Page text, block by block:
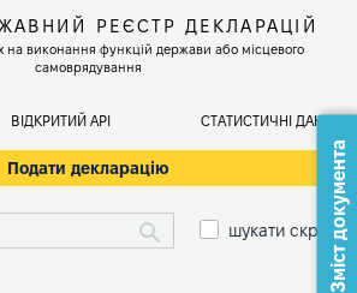
РЕЄСТР ДЕКЛАРАЦІЙ
на виконання функцій держави або місцевого
самоврядування
ВІДКРИТИЙ АРІ СТАТИСТИЧНІ ДАНІ
Подати декларацію
шукати скрізьЗміст документа